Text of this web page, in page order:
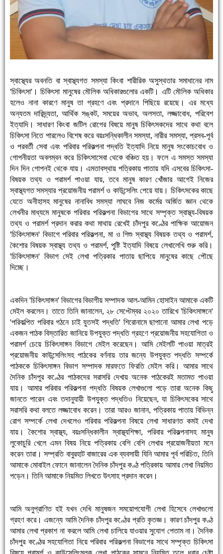
স্বাস্থ্যের অবনতি বা স্বাস্থ্যগত সমস্যা কিংবা শারীরিক অসুস্থতার সমাধানের নাম
'চিকিৎসা'। চিকিৎসা মানুষের মৌলিক অধিকারগুলোর একটি। এটি মৌলিক অধিকার
হলেও নানা কারণে মানুষ তা গ্রহণে এবং প্রদানে পিছিয়ে রয়েছে। এর মধ্যে
অন্যতম দারিদ্র্যতা, আর্থিক সঙ্কট, সময়ের অভাব, অলসতা, লজ্জাবোধ, পরিবেশ
ইত্যাদি। সাধারণ কিংবা জটিল রোগের বিষয়ে মানুষ চিকিৎসকদের সাথে কথা বলে
চিকিৎসা নিতে পারলেও বিশেষ করে বয়ঃসন্ধিকালীন সমস্যা, নারীর সমস্যা, প্রসব-পূর্ব
ও পরবর্তী সেবা এবং পরিবার পরিকল্পনা পদ্ধতি ইত্যাদি নিয়ে মানুষ সংকোচবোধ ও
গোপনীয়তা অবলম্বন করে চিকিৎসাসেবা থেকে বঞ্চিত হয়। ফলে এ সমস্ত সমস্যা
দিন দিন গোপনই থেকে যায়। এমতাবস্থায় পত্রিকায় পাতায় যদি এসবের চিকিৎসা-
বিষয়ক তথ্য ও পরামর্শ পাওয়া যায়, তবে মানুষ কারণ খোঁজার আগেই নিজের
স্বাস্থ্যগত সমস্যার প্রয়োজনীয় পরামর্শ ও কাউন্সেলিং পেয়ে যায়। চিকিৎসকের কাছে
যেতে অনীহাসহ মানুষের নানাবিধ সমস্যা লাঘবে নিজ কর্মের অর্জিত জ্ঞান থেকে
লেখনীর মাধ্যমে মানুষকে পরিবার পরিকল্পনা বিভাগের সাথে সম্পৃক্ত স্বাস্থ্য-বিষয়ক
তথ্য ও পরামর্শ প্রদান করার কথা মাথায় রেখেই চাঁদপুর কণ্ঠের পাক্ষিক আয়োজন
'চিকিৎসাঙ্গন' বিভাগে পরিবার পরিকল্পনা, মা ও শিশু স্বাস্থ্য বিষয়ক তথ্য ও পরামর্শ,
কৈশোর বিষয়ক স্বাস্থ্য তথ্য ও পরামর্শ, পুষ্টি ইত্যাদি বিষয়ে লেখালেখি শুরু করি।
'চিকিৎসাঙ্গন' বিভাগ সেই লেখা পত্রিকার পাতায় ছাপিয়ে মানুষের কাছে পৌছে
দিচ্ছে।
একদিন 'চিকিৎসাঙ্গন' বিভাগের বিভাগীয় সম্পাদক আল-আমিন হোসাইন আমাকে একটি
মেইল করলেন। তাতে তিনি জানালেন, ২৮ সেপ্টেম্বর ২০২০ তারিখে 'চিকিৎসাঙ্গনে'
'পরিকল্পিত পরিবার গঠনে চাই যুতসই পদ্ধতি' শিরোনামে ছাপানো আমার লেখা পড়ে
একজন পাঠক বিস্তারিত জানিয়ে উপযুক্ত পদ্ধতি গ্রহণে প্রয়োজনীয় সহযোগিতা ও
পরামর্শ চেয়ে চিকিৎসাঙ্গন বিভাগে মেইল করেছেন। আমি মেইলটি পাওয়া মাত্রই
প্রয়োজনীয় কাউন্সেলিংসহ পাঠকের বর্ণনায় তার জন্যে উপযুক্ত পদ্ধতি সম্পর্কে
পাঠককে চিকিৎসাঙ্গন বিভাগ সম্পাদক মারফতে ফিরতি মেইল করি। আমার সাথে
দৈনিক চাঁদপুর কণ্ঠের পাঠকদের সরাসরি দেখায় অনেক পাঠকেরই মতামত পাওয়া
যায়। আমার পরিবার পরিকল্পনা পদ্ধতি বিষয়ক লেখাগুলো পড়ে তারা অনেক কিছু
জানতে পারেন এবং তদানুযায়ী উপযুক্ত পদ্ধতিও নিয়েছেন, যা চিকিৎসকের সাথে
সরাসরি কথা বলতে লজ্জাবোধ করেন। তারা আরও জানান, পত্রিকায় পাতায় বিভিন্ন
রোগ সম্পর্কে লেখা দেখলেও পরিবার পরিকল্পনা বিষয়ে লেখা সাধারণত কমই দেখা
যায়। কৈশোর স্বাস্থ্য, বয়ঃসন্ধিকালীন স্বাস্থ্যশিক্ষা, পরিবার পরিকল্পনাসহ মানুষ
লুকোচুরি খেলে এমন বিষয় নিয়ে পত্রিকায় বেশি বেশি লেখার প্রয়োজনীয়তা মনে
করেন তারা। সম্প্রতি বাবুরহাট বাজারের এক ব্যবসায়ী যিনি আমার পূর্ব পরিচিত, তিনি
আমাকে মোবাইল ফোনে জানালেন দৈনিক চাঁদপুর কণ্ঠ পত্রিকায় আমার লেখা নিয়মিত
পড়েন। তিনি আমাকে নিয়মিত লিখতে উৎসাহ প্রদান করেন।
আমি অনুপ্রাণিত হই যখন দেখি মানুষজন সময়োপযোগী লেখা হিসেবে লেখাগুলো
গ্রহণ করে। এজন্যে আমি দৈনিক চাঁদপুর কণ্ঠের প্রতি কৃতজ্ঞ। কারণ চাঁদপুর কণ্ঠ
আমার লেখা প্রকাশ না করলে আমি লেখা চালিয়ে যাওয়ার সুযোগ পেতাম না। দৈনিক
চাঁদপুর কণ্ঠের সহযোগিতা নিয়ে পরিবার পরিকল্পনা বিভাগের সাথে সম্পৃক্ত চিকিৎসা